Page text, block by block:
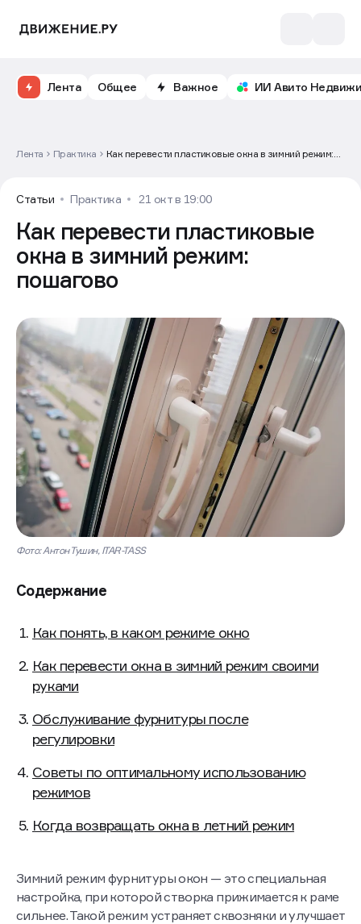
Лента Общее Важное ИИ Авито
Лента Практика
Как перевести пластиковые окна в зимний режим:
Статьи Практика 21 окт в 19:00
Как перевести пластиковые
окна в зимний режим:
пошагово
Фото: Антон Тушин, ITAR-TASS
Содержание
Как понять, в каком режиме окно
Как перевести окна в зимний режим своими
руками
Обслуживание фурнитуры после
регулировки
Советы по оптимальному использованию
режимов
Когда возвращать окна в летний режим
Зимний режим фурнитуры окон — это специальная
настройка, при которой створка прижимается к раме
сильнее. Такой режим устраняет сквозняки и улучшает